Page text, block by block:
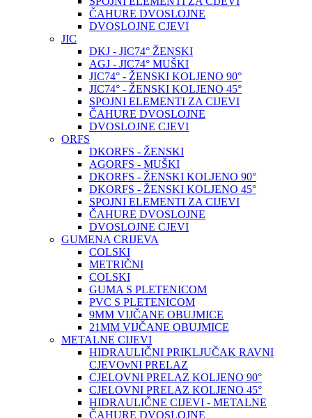
ČAHURE DVOSLOJNE
DVOSLOJNE CJEVI
JIC
DKJ - JIC74° ŽENSKI
AGJ - JIC74° MUŠKI
JIC74° - ŽENSKI KOLJENO 90°
JIC74° - ŽENSKI KOLJENO 45°
SPOJNI ELEMENTI ZA CIJEVI
ČAHURE DVOSLOJNE
DVOSLOJNE CJEVI
ORFS
DKORFS - ŽENSKI
AGORFS - MUŠKI
DKORFS - ŽENSKI KOLJENO 90°
DKORFS - ŽENSKI KOLJENO 45°
SPOJNI ELEMENTI ZA CIJEVI
ČAHURE DVOSLOJNE
DVOSLOJNE CJEVI
GUMENA CRIJEVA
COLSKI
METRIČNI
COLSKI
GUMA S PLETENICOM
PVC S PLETENICOM
9MM VIJČANE OBUJMICE
21MM VIJČANE OBUJMICE
METALNE CIJEVI
HIDRAULIČNI PRIKLJUČAK RAVNI
CJEVOvNI PRELAZ
CJELOVNI PRELAZ KOLJENO 90°
CJELOVNI PRELAZ KOLJENO 45°
HIDRAULIČNE CIJEVI - METALNE
ČAHURE DVOSLOJNE